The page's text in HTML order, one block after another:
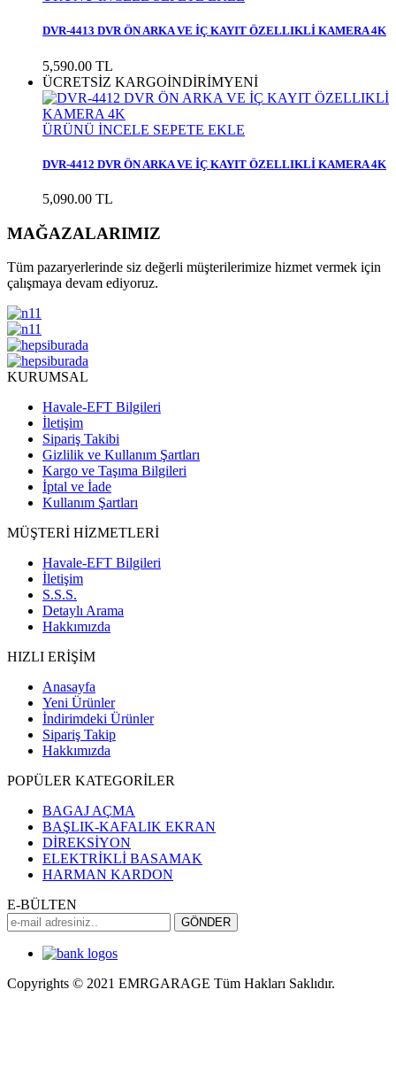
DVR-4413 DVR ÖN ARKA VE İÇ KAYIT ÖZELLIKLİ KAMERA 4K
5,590.00 TL
ÜCRETSİZ KARGOİNDİRİMYENİ
ÜRÜNÜ İNCELE SEPETE EKLE
DVR-4412 DVR ÖN ARKA VE İÇ KAYIT ÖZELLIKLİ KAMERA 4K
5,090.00 TL
MAĞAZALARIMIZ
Tüm pazaryerlerinde siz değerli müşterilerimize hizmet vermek için
çalışmaya devam ediyoruz.
KURUMSAL
Havale-EFT Bilgileri
İletişim
Sipariş Takibi
Gizlilik ve Kullanım Şartları
Kargo ve Taşıma Bilgileri
İptal ve İade
Kullanım Şartları
MÜŞTERİ HİZMETLERİ
Havale-EFT Bilgileri
İletişim
S.S.S.
Detaylı Arama
Hakkımızda
HIZLI ERİŞİM
Anasayfa
Yeni Ürünler
İndirimdeki Ürünler
Sipariş Takip
Hakkımızda
POPÜLER KATEGORİLER
BAGAJ AÇMA
BAŞLIK-KAFALIK EKRAN
DİREKSİYON
ELEKTRİKLİ BASAMAK
HARMAN KARDON
E-BÜLTEN
Copyrights © 2021 EMRGARAGE Tüm Hakları Saklıdır.